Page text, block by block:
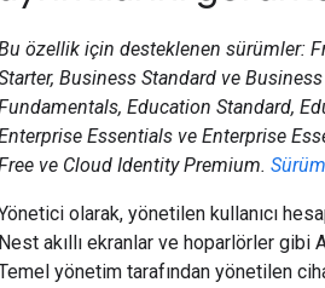
özellik için desteklenen sürümler:
Business Standard ve
Education Standard,
Essentials ve Enterprise
ve Cloud Identity Premium.
olarak, yönetilen kullanıcı
Nest akıllı ekranlar ve hoparlörler gibi
yönetim tarafından yönetilen